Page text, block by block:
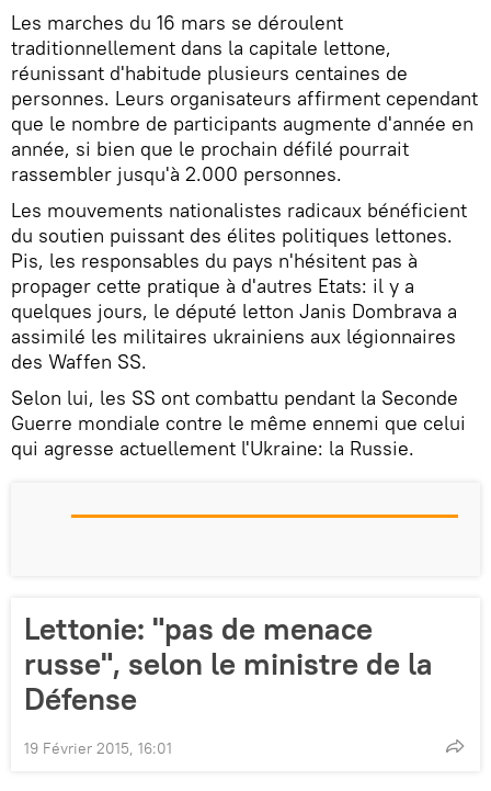
Les marches du 16 mars se déroulent
traditionnellement dans la capitale lettone,
réunissant d'habitude plusieurs centaines de
personnes. Leurs organisateurs affirment cependant
que le nombre de participants augmente d'année en
année, si bien que le prochain défilé pourrait
rassembler jusqu'à 2.000 personnes.
Les mouvements nationalistes radicaux bénéficient
du soutien puissant des élites politiques lettones.
Pis, les responsables du pays n'hésitent pas à
propager cette pratique à d'autres Etats: il y a
quelques jours, le député letton Janis Dombrava a
assimilé les militaires ukrainiens aux légionnaires
des Waffen SS.
Selon lui, les SS ont combattu pendant la Seconde
Guerre mondiale contre le même ennemi que celui
qui agresse actuellement l'Ukraine: la Russie.
Lettonie: "pas de menace
russe", selon le ministre de la
Défense
19 Février 2015, 16:01